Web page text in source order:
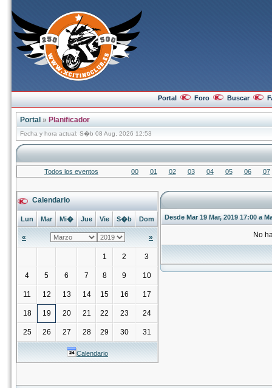
Portal Foro Buscar
Portal » Planificador
Fecha y hora actual: S�b 08 Aug, 2026 12:53
Todos los eventos 00 01 02 03 04 05 06 07
Calendario
Lun Mar Mi� Jue Vie S�b Dom
« »
1 2 3
4 5 6 7 8 9 10
11 12 13 14 15 16 17
18 19 20 21 22 23 24
25 26 27 28 29 30 31
Calendario
Desde Mar 19 Mar, 2019 17:00 a
No